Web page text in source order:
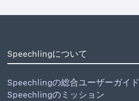
Speechlingについて
Speechlingの総合ユーザーガイド
Speechlingのミッション